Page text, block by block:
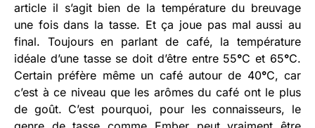
article il s’agit bien de la température du breuvage
une fois dans la tasse. Et ça joue pas mal aussi au
final. Toujours en parlant de café, la température
idéale d’une tasse se doit d’être entre 55°C et 65°C.
Certain préfère même un café autour de 40°C, car
c’est à ce niveau que les arômes du café ont le plus
de goût. C’est pourquoi, pour les connaisseurs, le